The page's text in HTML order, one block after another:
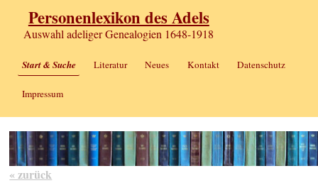
Personenlexikon des Adels
Auswahl adeliger Genealogien 1648-1918
Start & Suche Literatur Neues Kontakt Datenschutz
Impressum
« zurück